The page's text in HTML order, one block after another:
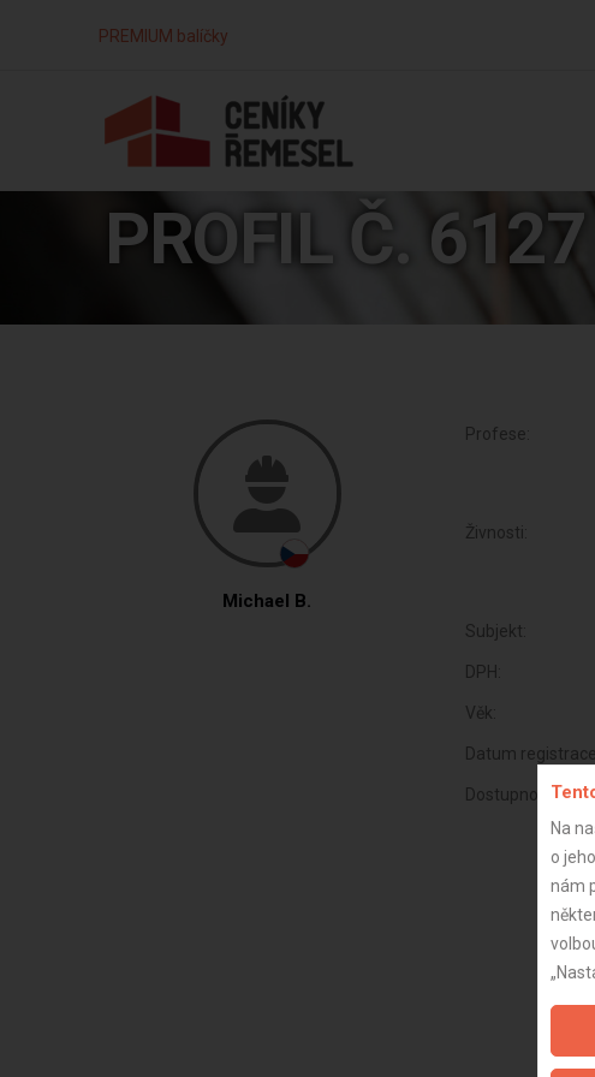
PREMIUM balíčky
PROFIL Č. 6127
Michael B.
Profese:
Živnosti:
Subjekt:
DPH:
Věk:
Datum registrace:
Dostupnost:
Na
o
nám